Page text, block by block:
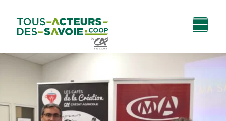
contenu
principal